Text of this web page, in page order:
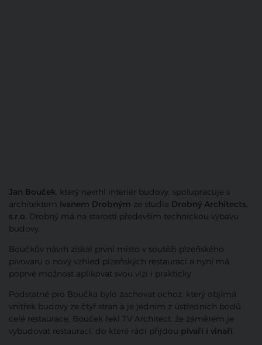
Jan Bouček, který navrhl interiér budovy, spolupracuje s
architektem Ivanem Drobným ze studia Drobný Architects,
s.r.o. Drobný má na starosti především technickou výbavu
budovy.
Boučkův návrh získal první místo v soutěži plzeňského
pivovaru o nový vzhled plzeňských restaurací a nyní má
poprvé možnost aplikovat svou vizi i prakticky.
Podstatné pro Boučka bylo zachovat ochoz, který objímá
vnitřek budovy ze čtyř stran a je jedním z ústředních bodů
celé restaurace. Bouček řekl TV Architect, že záměrem je
vybudovat restauraci, do které rádi přijdou pivaři i vinaři.